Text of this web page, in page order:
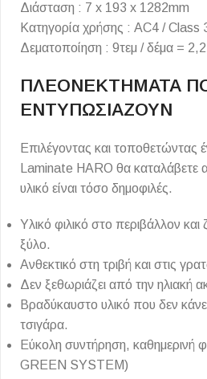
Διάσταση : 7 x 193 x 1282mm
Κατηγορία χρήσης : AC4 / Class
Δεματοποίηση : 9τεμ / δέμα =
ΠΛΕΟΝΕΚΤΗΜΑΤΑ
ΕΝΤΥΠΩΣΙΑΖΟΥΝ
Επιλέγοντας και τοποθετώντας
Laminate HARO θα καταλάβετε
υλικό είναι τόσο δημοφιλές.
Υλικό φιλικό στο περιβάλλον
ξύλο.
Ανθεκτικό στη τριβή και στις
Δεν ξεθωριάζει από την ηλιακή
Βραδύκαυστο υλικό που δεν
τσιγάρα.
Εύκολη συντήρηση, καθημερινή
GREEN SYSTEM)